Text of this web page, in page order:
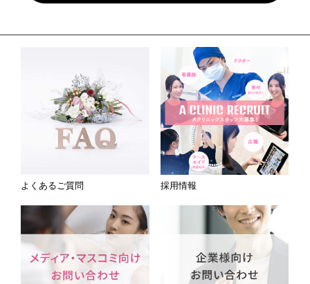
よくあるご質問 採用情報